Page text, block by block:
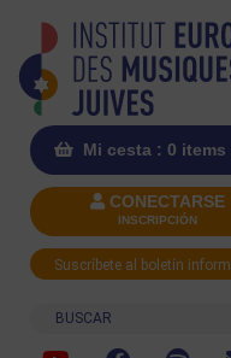
Mi cesta : 0 items
CONECTARSE
INSCRIPCIÓN
Suscríbete al boletín
Buscar